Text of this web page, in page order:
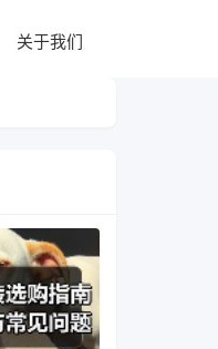
关于我们